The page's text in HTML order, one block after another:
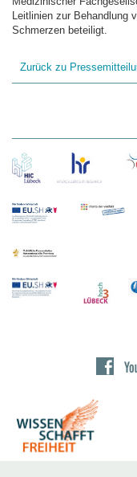
Leitlinien zur Behandlung
Schmerzen beteiligt.
Zurück zu